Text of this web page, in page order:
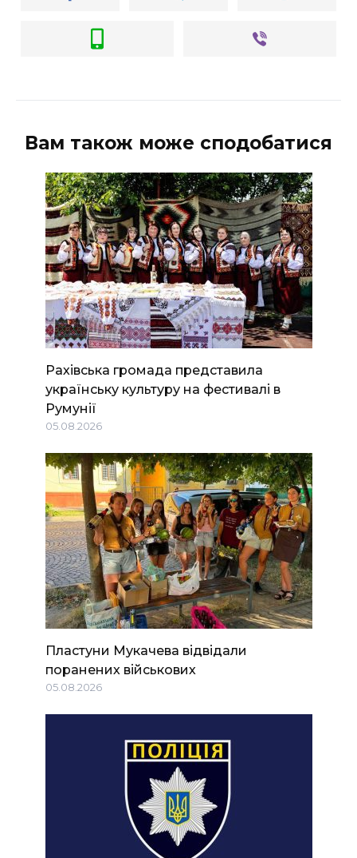
Вам також може сподобатися
Рахівська громада представила
українську культуру на фестивалі в
Румунії
05.08.2026
Пластуни Мукачева відвідали
поранених військових
05.08.2026